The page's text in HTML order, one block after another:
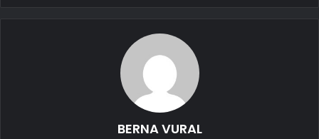
BERNA VURAL